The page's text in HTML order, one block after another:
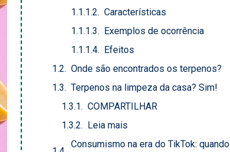
Características
Exemplos de ocorrência
Efeitos
Onde são encontrados os terpenos?
Terpenos na limpeza da casa? Sim!
COMPARTILHAR
Leia mais
Consumismo na era do TikTok: quando